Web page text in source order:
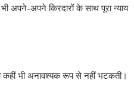
अपने-अपने किरदारों के साथ पूरा न्याय
कहीं भी अनावश्यक रूप से नहीं भटकती।